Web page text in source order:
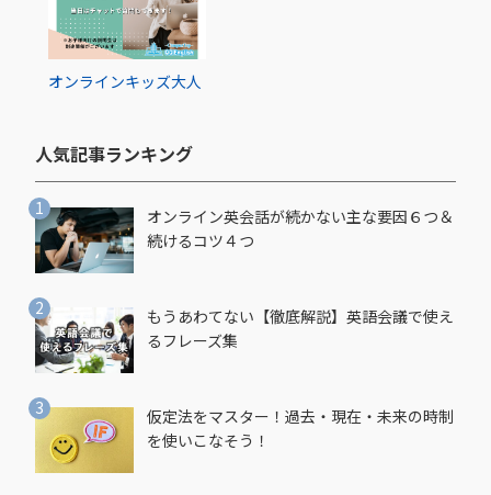
オンラインキッズ大人
人気記事ランキング​
オンライン英会話が続かない主な要因６つ＆
続けるコツ４つ
もうあわてない【徹底解説】英語会議で使え
るフレーズ集
仮定法をマスター！過去・現在・未来の時制
を使いこなそう！